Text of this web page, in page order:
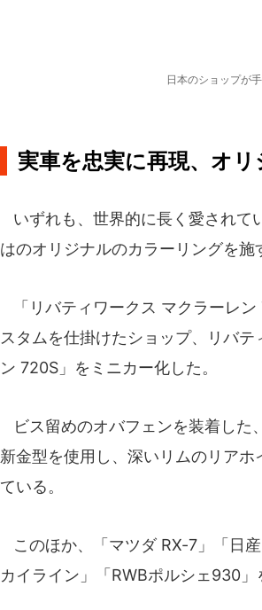
日本のショップが
実車を忠実に再現、オ
いずれも、世界的に長く愛されて
はのオリジナルのカラーリングを施
「リバティワークス マクラーレ
スタムを仕掛けたショップ、リバ
ン 720S」をミニカー化した。
ビス留めのオバフェンを装着した
新金型を使用し、深いリムのリア
ている。
このほか、「マツダ RX-7」「日
カイライン」「RWBポルシェ930